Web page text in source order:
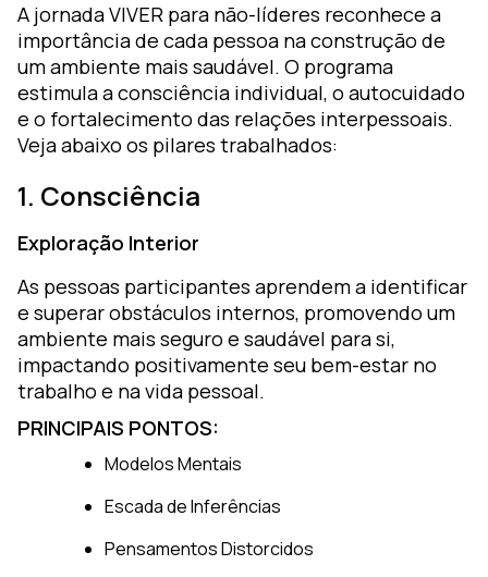
A jornada VIVER para não-líderes reconhece a
importância de cada pessoa na construção de
um ambiente mais saudável. O programa
estimula a consciência individual, o autocuidado
e o fortalecimento das relações interpessoais.
Veja abaixo os pilares trabalhados:
1. Consciência
Exploração Interior
As pessoas participantes aprendem a identificar
e superar obstáculos internos, promovendo um
ambiente mais seguro e saudável para si,
impactando positivamente seu bem-estar no
trabalho e na vida pessoal.
PRINCIPAIS PONTOS:
Modelos Mentais
Escada de Inferências
Pensamentos Distorcidos